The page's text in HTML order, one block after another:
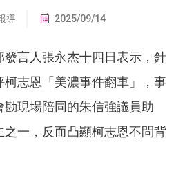
導 2025/09/14
發言人張永杰十四日表示，針
柯志恩「美濃事件翻車」，事
現場陪同的朱信強議員助
之一，反而凸顯柯志恩不問背